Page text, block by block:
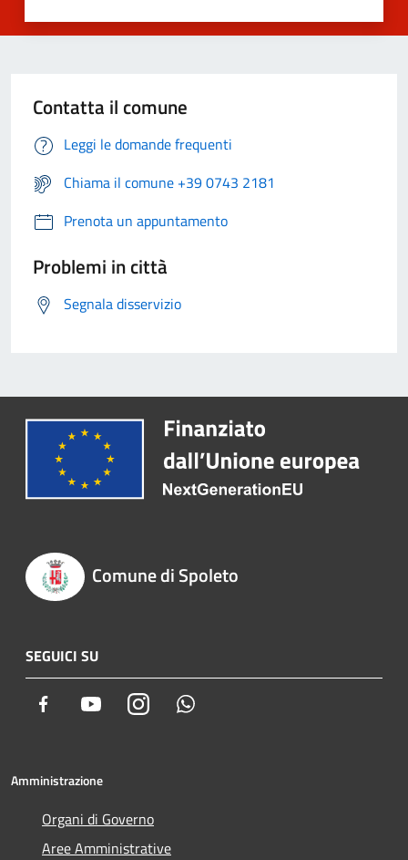
Contatta il comune
Leggi le domande frequenti
Chiama il comune +39 0743 2181
Prenota un appuntamento
Problemi in città
Segnala disservizio
Comune di Spoleto
SEGUICI SU
Facebook YoutubeInstagram
Amministrazione
Organi di Governo
Aree Amministrative